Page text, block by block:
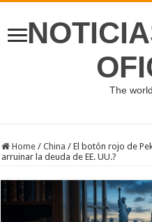
The
Home / China / El botón rojo de
arruinar la deuda de EE. UU.?